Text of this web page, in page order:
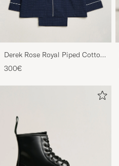
Derek Rose Royal Piped Cotton
Pyjama Set Navy
300€